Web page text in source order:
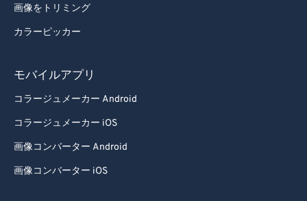
画像をトリミング
カラーピッカー
モバイルアプリ
コラージュメーカー Android
コラージュメーカー iOS
画像コンバーター Android
画像コンバーター iOS